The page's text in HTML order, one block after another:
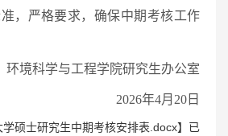
，严格要求，确保中期考核工作
环境科学与工程学院研究生办公室
2026年4月20日
学硕士研究生中期考核安排表.docx】已